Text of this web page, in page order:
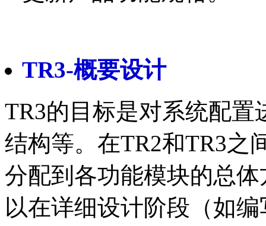
TR3-概要设计
TR3的目标是对系统配
结构等。在TR2和TR3之
分配到各功能模块的总
以在详细设计阶段（如